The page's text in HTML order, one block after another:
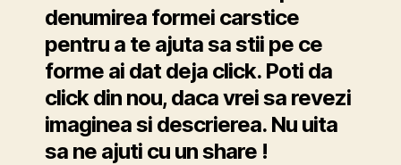
denumirea formei carstice
pentru a te ajuta sa stii pe ce
forme ai dat deja click. Poti da
click din nou, daca vrei sa revezi
imaginea si descrierea. Nu uita
sa ne ajuti cu un share !